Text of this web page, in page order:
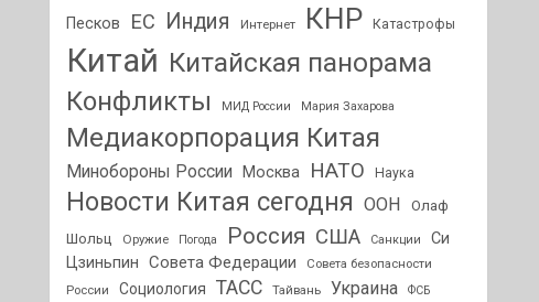
Песков ЕС Индия Интернет КНР Катастрофы
Китай Китайская панорама
Конфликты
МИД России Мария Захарова
Медиакорпорация Китая
Минобороны России Москва НАТО Наука
Новости Китая сегодня ООН
Олаф
Шольц
Оружие Погода Россия США Санкции
Си
Цзиньпин
Совета Федерации
Совета безопасности
России
Социология ТАСС Тайвань Украина ФСБ